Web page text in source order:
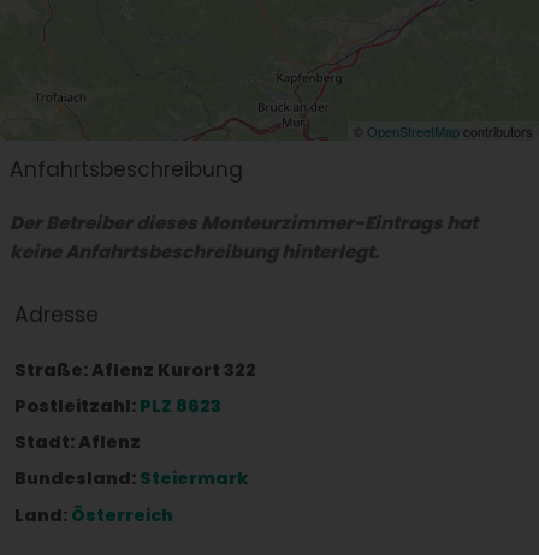
© OpenStreetMapcontributors
Anfahrtsbeschreibung
Der Betreiber dieses Monteurzimmer-Eintrags hat
keine Anfahrtsbeschreibung hinterlegt.
Adresse
Straße:Aflenz Kurort 322
Postleitzahl: PLZ 8623
Stadt:Aflenz
Bundesland: Steiermark
Land: Österreich